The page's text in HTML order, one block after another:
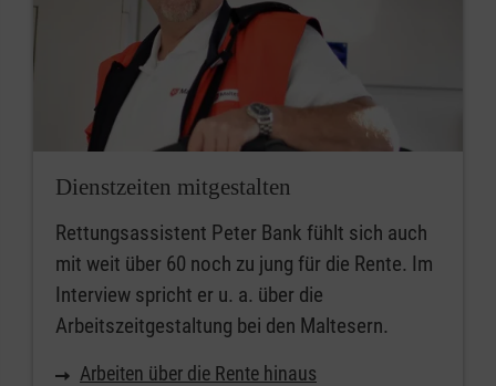
Dienstzeiten mitgestalten
Rettungsassistent Peter Bank fühlt sich auch
mit weit über 60 noch zu jung für die Rente. Im
Interview spricht er u. a. über die
Arbeitszeitgestaltung bei den Maltesern.
Arbeiten über die Rente hinaus